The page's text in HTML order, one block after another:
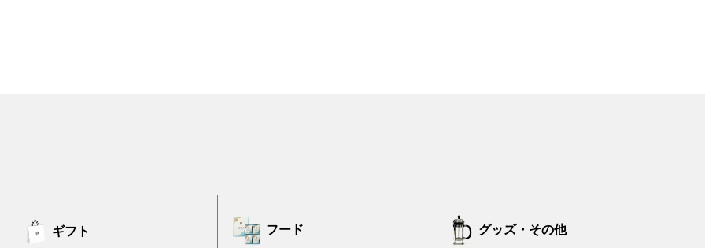
ギフト フード グッズ・その他